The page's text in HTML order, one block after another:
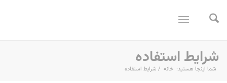
شرایط استفاده
شما اینجا هستید: خانه / شرایط استفاده